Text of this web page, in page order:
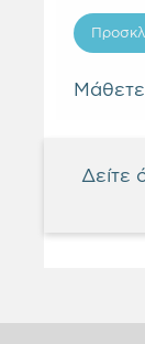
Δείτε